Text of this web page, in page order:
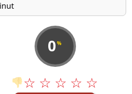
0 %
👎☆ ☆ ☆ ☆ ☆